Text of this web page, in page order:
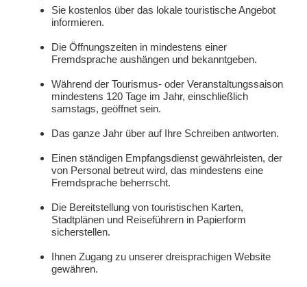
Sie kostenlos über das lokale touristische Angebot
informieren.
Die Öffnungszeiten in mindestens einer
Fremdsprache aushängen und bekanntgeben.
Während der Tourismus- oder Veranstaltungssaison
mindestens 120 Tage im Jahr, einschließlich
samstags, geöffnet sein.
Das ganze Jahr über auf Ihre Schreiben antworten.
Einen ständigen Empfangsdienst gewährleisten, der
von Personal betreut wird, das mindestens eine
Fremdsprache beherrscht.
Die Bereitstellung von touristischen Karten,
Stadtplänen und Reiseführern in Papierform
sicherstellen.
Ihnen Zugang zu unserer dreisprachigen Website
gewähren.